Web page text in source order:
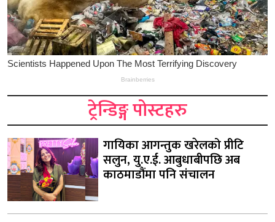
ट्रेन्डिङ्ग पोस्टहरु
गायिका आगन्तुक खरेलको प्रीटि
सलुन, यु.ए.ई. आबुधाबीपछि अब
काठमाडौंमा पनि संचालन